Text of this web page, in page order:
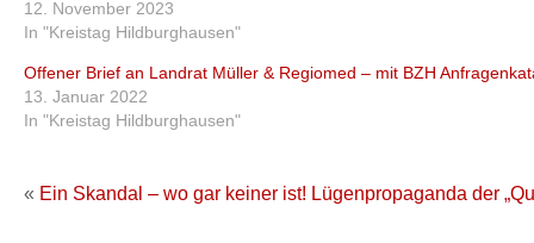
12. November 2023
In "Kreistag Hildburghausen"
Offener Brief an Landrat Müller & Regiomed – mit BZH
13. Januar 2022
In "Kreistag Hildburghausen"
« Ein Skandal – wo gar keiner ist! Lügenpropaganda der